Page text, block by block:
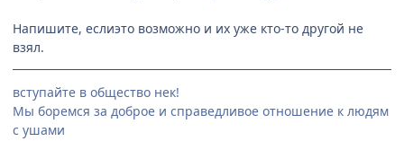
Напишите, еслиэто возможно и их уже кто-то другой не
взял.
вступайте в общество нек!
Мы боремся за доброе и справедливое отношение к людям
с ушами